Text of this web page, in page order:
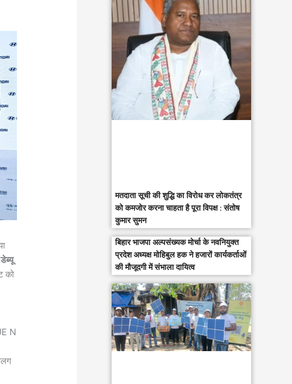
को
N
मतदाता सूची की शुद्धि का विरोध कर लोकतंत्र
को कमजोर करना चाहता है पूरा विपक्ष : संतोष
कुमार सुमन
बिहार भाजपा अल्पसंख्यक मोर्चा के नवनियुक्त
प्रदेश अध्यक्ष मोहिबुल हक ने हजारों कार्यकर्ताओं
की मौजूदगी में संभाला दायित्व